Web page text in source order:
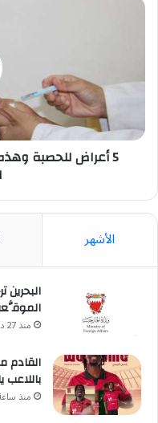
الوحيدة
من
الفيروس
5 أعراض للحصبة
الأشهر
منذ 27 دقيقة
القادم
باللاعب
منذ